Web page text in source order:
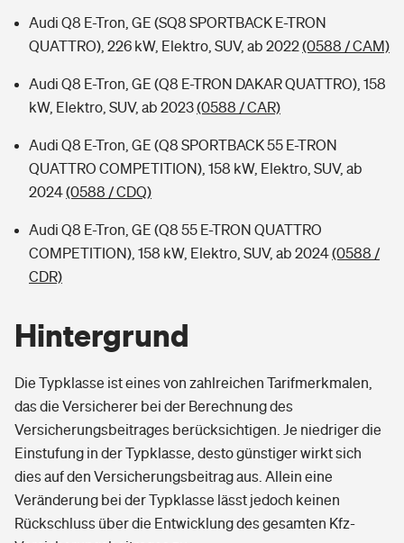
Sie haben Fragen?
Audi Q8 E-Tron, GE (SQ8 SPORTBACK E-TRON
QUATTRO), 226 kW, Elektro, SUV, ab 2022(0588 / CAM)
Audi Q8 E-Tron, GE (Q8 E-TRON DAKAR QUATTRO), 158
kW, Elektro, SUV, ab 2023(0588 / CAR)
Audi Q8 E-Tron, GE (Q8 SPORTBACK 55 E-TRON
QUATTRO COMPETITION), 158 kW, Elektro, SUV, ab
2024(0588 / CDQ)
Audi Q8 E-Tron, GE (Q8 55 E-TRON QUATTRO
COMPETITION), 158 kW, Elektro, SUV, ab 2024(0588 /
CDR)
Hintergrund
Die Typklasse ist eines von zahlreichen Tarifmerkmalen,
das die Versicherer bei der Berechnung des
Versicherungsbeitrages berücksichtigen. Je niedriger die
Einstufung in der Typklasse, desto günstiger wirkt sich
dies auf den Versicherungsbeitrag aus. Allein eine
Veränderung bei der Typklasse lässt jedoch keinen
Rückschluss über die Entwicklung des gesamten Kfz-